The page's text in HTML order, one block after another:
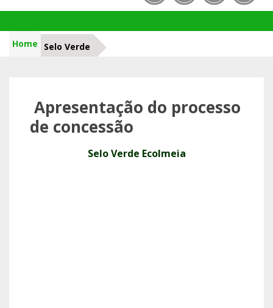
Home Selo Verde
Apresentação do processo
de concessão
Selo Verde Ecolmeia